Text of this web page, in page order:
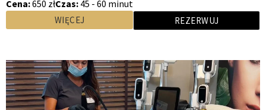
Cena:650 złCzas: 45 - 60 minut
WIĘCEJ REZERWUJ